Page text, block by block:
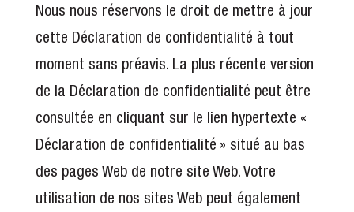
Nous nous réservons le droit de mettre à jour
cette Déclaration de confidentialité à tout
moment sans préavis. La plus récente version
de la Déclaration de confidentialité peut être
consultée en cliquant sur le lien hypertexte «
Déclaration de confidentialité » situé au bas
des pages Web de notre site Web. Votre
utilisation de nos sites Web peut également